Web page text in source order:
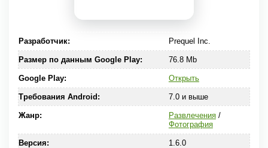
Разработчик: Prequel Inc.
Размер по данным Google Play: 76.8 Mb
Google Play: Открыть
Требования Android: 7.0 и выше
Жанр: Развлечения/
Фотография
Версия: 1.6.0